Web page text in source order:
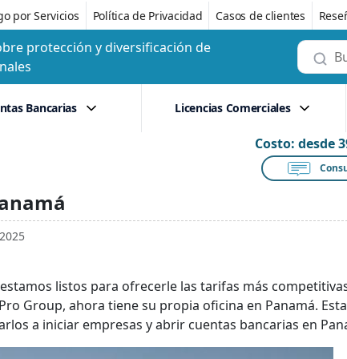
por Servicios Política de Privacidad Casos de clientes
protección y diversificación de
Bancarias Licencias Comerciales
Costo: desde
listos para ofrecerle las tarifas más
Group, ahora tiene su propia oficina en Panamá.
a iniciar empresas y abrir cuentas bancarias en